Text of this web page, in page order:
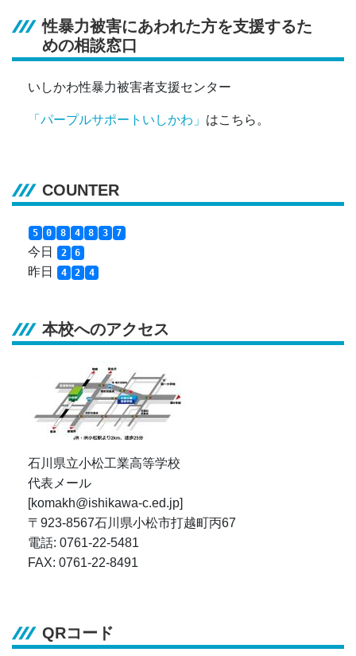
性暴力被害にあわれた方を支援するた
めの相談窓口
いしかわ性暴力被害者支援センター
「パープルサポートいしかわ」 はこちら。
COUNTER
5 0 8 4 8 3 7
今日 2 6
昨日 4 2 4
本校へのアクセス
石川県立小松工業高等学校
代表メール
[komakh@ishikawa-c.ed.jp]
〒923-8567石川県小松市打越町丙67
電話: 0761-22-5481
FAX: 0761-22-8491
QRコード